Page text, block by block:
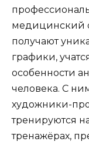
медицинский
получают
графики,
особенности
человека. С
художники-
тренируются
тренажёрах,